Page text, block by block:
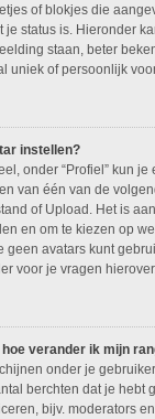
of blokjes die
je status is. Hieronder
staan, beter
uniek of persoonlijk
instellen?
onder “Profiel” kun
van één van de
of Upload. Het is
en om te kiezen op
geen avatars kunt
voor je vragen
verander ik mijn
onder je
berchten dat je hebt
bijv. moderators